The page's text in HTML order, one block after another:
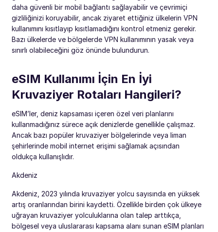
daha güvenli bir mobil bağlantı sağlayabilir ve çevrimiçi
gizliliğinizi koruyabilir, ancak ziyaret ettiğiniz ülkelerin VPN
kullanımını kısıtlayıp kısıtlamadığını kontrol etmeniz gerekir.
Bazı ülkelerde ve bölgelerde VPN kullanımının yasak veya
sınırlı olabileceğini göz önünde bulundurun.
eSIM Kullanımı İçin En İyi
Kruvaziyer Rotaları Hangileri?
eSIM’ler, deniz kapsaması içeren özel veri planlarını
kullanmadığınız sürece açık denizlerde genellikle çalışmaz.
Ancak bazı popüler kruvaziyer bölgelerinde veya liman
şehirlerinde mobil internet erişimi sağlamak açısından
oldukça kullanışlıdır.
Akdeniz
Akdeniz, 2023 yılında kruvaziyer yolcu sayısında en yüksek
artış oranlarından birini kaydetti. Özellikle birden çok ülkeye
uğrayan kruvaziyer yolculuklarına olan talep arttıkça,
bölgesel veya uluslararası kapsama alanı sunan eSIM planları